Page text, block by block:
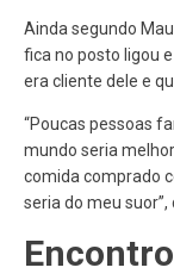
Ainda segundo
fica no posto ligou
era cliente dele e
“Poucas pessoas
mundo seria
comida comprado
seria do meu suor”,
Encontro